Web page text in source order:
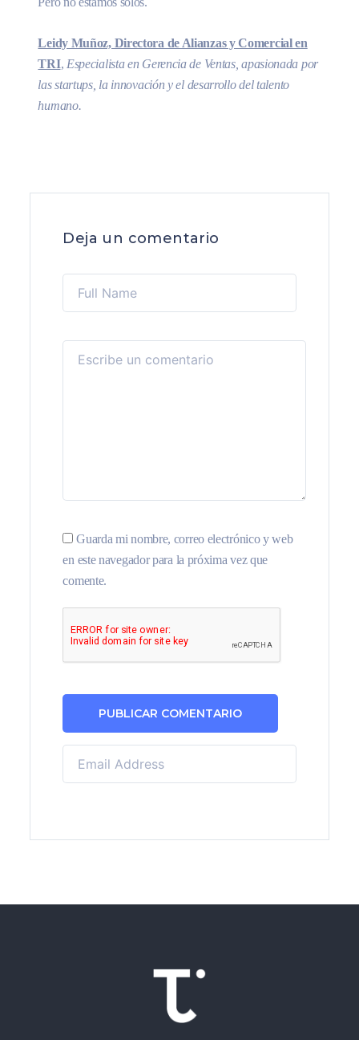
Leidy Muñoz, Directora de Alianzas y Comercial en
TRI, Especialista en Gerencia de Ventas, apasionada por
las startups, la innovación y el desarrollo del talento
humano.
Deja un comentario
Guarda mi nombre, correo electrónico y web
en este navegador para la próxima vez que
comente.